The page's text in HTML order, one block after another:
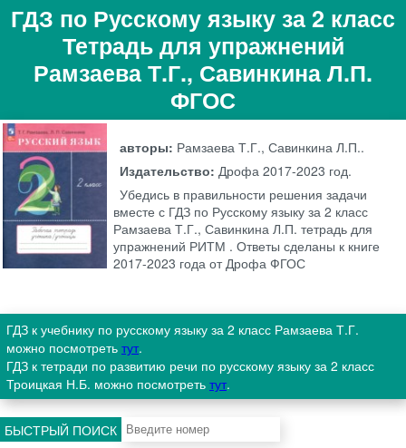
ГДЗ по Русскому языку за 2 класс
Тетрадь для упражнений
Рамзаева Т.Г., Савинкина Л.П.
ФГОС
авторы: Рамзаева Т.Г., Савинкина Л.П..
Издательство:Дрофа 2017-2023 год.
Убедись в правильности решения задачи
вместе с ГДЗ по Русскому языку за 2 класс
Рамзаева Т.Г., Савинкина Л.П. тетрадь для
упражнений РИТМ . Ответы сделаны к книге
2017-2023 года от Дрофа ФГОС
ГДЗ к учебнику по русскому языку за 2 класс Рамзаева Т.Г.
можно посмотреть тут.
ГДЗ к тетради по развитию речи по русскому языку за 2 класс
Троицкая Н.Б. можно посмотреть тут.
БЫСТРЫЙ ПОИСК